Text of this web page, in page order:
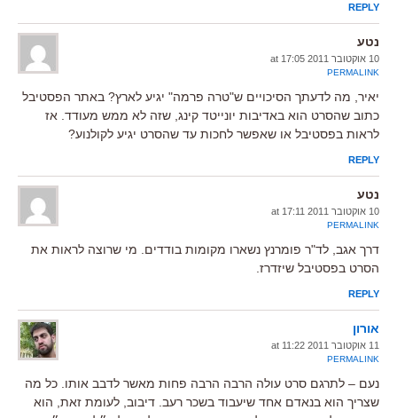
REPLY
נטע
10 אוקטובר 2011 at 17:05
PERMALINK
יאיר, מה לדעתך הסיכויים ש"טרה פרמה" יגיע לארץ? באתר הפסטיבל
כתוב שהסרט הוא באדיבות יונייטד קינג, שזה לא ממש מעודד. אז
לראות בפסטיבל או שאפשר לחכות עד שהסרט יגיע לקולנוע?
REPLY
נטע
10 אוקטובר 2011 at 17:11
PERMALINK
דרך אגב, לד"ר פומרנץ נשארו מקומות בודדים. מי שרוצה לראות את
הסרט בפסטיבל שיזדרז.
REPLY
אורון
11 אוקטובר 2011 at 11:22
PERMALINK
נעם – לתרגם סרט עולה הרבה הרבה פחות מאשר לדבב אותו. כל מה
שצריך הוא בנאדם אחד שיעבוד בשכר רעב. דיבוב, לעומת זאת, הוא